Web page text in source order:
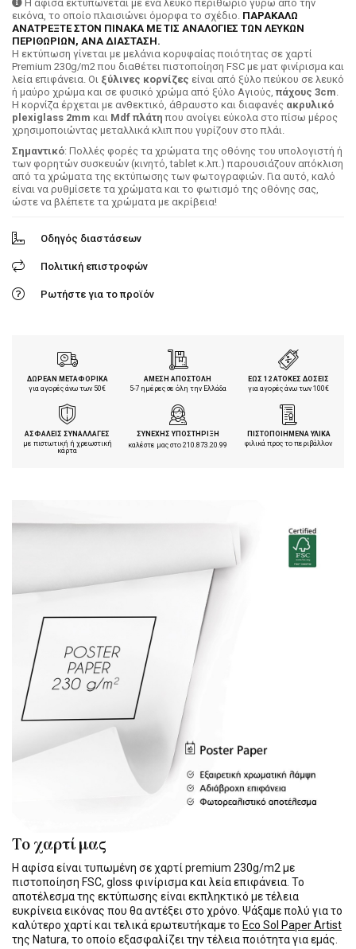
Η αφίσα εκτυπώνεται με ένα λευκό περιθώριο γύρω από την
εικόνα, το οποίο πλαισιώνει όμορφα το σχέδιο. ΠΑΡΑΚΑΛΩ
ΑΝΑΤΡΕΞΤΕ ΣΤΟΝ ΠΙΝΑΚΑ ΜΕ ΤΙΣ ΑΝΑΛΟΓΙΕΣ ΤΩΝ ΛΕΥΚΩΝ
ΠΕΡΙΘΩΡΙΩΝ, ΑΝΑ ΔΙΑΣΤΑΣΗ.
H εκτύπωση γίνεται με μελάνια κορυφαίας ποιότητας σε χαρτί
Premium 230g/m2 που διαθέτει πιστοποίηση FSC με ματ φινίρισμα και
λεία επιφάνεια. Οι ξύλινες κορνίζες είναι από ξύλο πεύκου σε λευκό
ή μαύρο χρώμα και σε φυσικό χρώμα από ξύλο Αγιούς, πάχους 3cm.
Η κορνίζα έρχεται με ανθεκτικό, άθραυστο και διαφανές ακρυλικό
plexiglass 2mm και Mdf πλάτη που ανοίγει εύκολα στο πίσω μέρος
χρησιμοποιώντας μεταλλικά κλιπ που γυρίζουν στο πλάι.
Σημαντικό: Πολλές φορές τα χρώματα της οθόνης του υπολογιστή ή
των φορητών συσκευών (κινητό, tablet κ.λπ.) παρουσιάζουν απόκλιση
από τα χρώματα της εκτύπωσης των φωτογραφιών. Για αυτό, καλό
είναι να ρυθμίσετε τα χρώματα και το φωτισμό της οθόνης σας,
ώστε να βλέπετε τα χρώματα με ακρίβεια!
Οδηγός διαστάσεων
Πολιτική επιστροφών
Ρωτήστε για το προϊόν
ΔΩΡΕΑΝ ΜΕΤΑΦΟΡΙΚΑ
για αγορές άνω των 50€
ΑΜΕΣΗ ΑΠΟΣΤΟΛΗ
5-7 ημέρες σε όλη την Ελλάδα
ΕΩΣ 12 ΑΤΟΚΕΣ ΔΟΣΕΙΣ
για αγορές άνω των 100€
ΑΣΦΑΛΕΙΣ ΣΥΝΑΛΛΑΓΕΣ
με πιστωτική ή χρεωστική
κάρτα
ΣΥΝΕΧΗΣ ΥΠΟΣΤΗΡΙΞΗ
καλέστε μας στο210.873.20.99
ΠΙΣΤΟΠΟΙΗΜΕΝΑ ΥΛΙΚΑ
φιλικά προς το περιβάλλον
Το χαρτί μας
Η αφίσα είναι τυπωμένη σε χαρτί premium 230g/m2 με
πιστοποίηση FSC, gloss φινίρισμα και λεία επιφάνεια. Το
αποτέλεσμα της εκτύπωσης είναι εκπληκτικό με τέλεια
ευκρίνεια εικόνας που θα αντέξει στο χρόνο. Ψάξαμε πολύ για το
καλύτερο χαρτί και τελικά ερωτευτήκαμε το Eco Sol Paper Artist
της Natura, το οποίο εξασφαλίζει την τέλεια ποιότητα για εμάς.